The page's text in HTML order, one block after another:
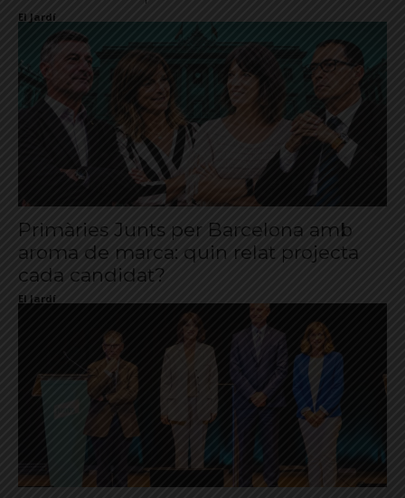
El Jardí
Primàries Junts per Barcelona amb
aroma de marca: quin relat projecta
cada candidat?
El Jardí